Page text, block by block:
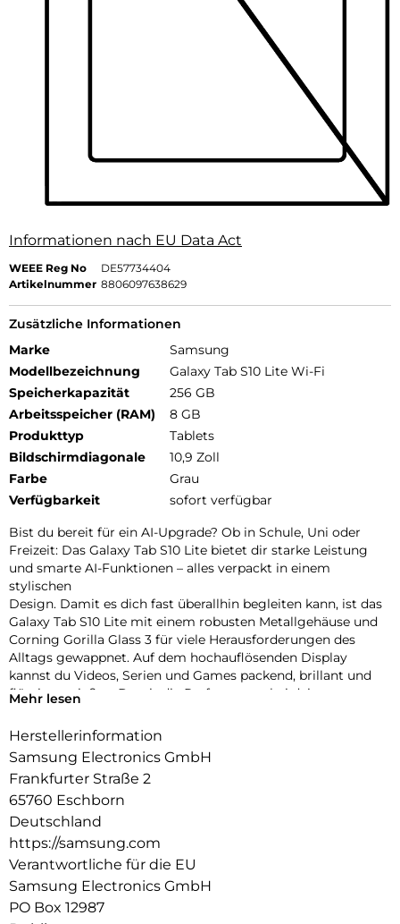
Informationen nach EU Data Act
WEEE Reg No
DE57734404
Artikelnummer 8806097638629
Zusätzliche Informationen
Marke
Samsung
Modellbezeichnung
Galaxy Tab S10 Lite Wi-Fi
Speicherkapazität
256 GB
Arbeitsspeicher (RAM)
8 GB
Produkttyp
Tablets
Bildschirmdiagonale
10,9 Zoll
Farbe
Grau
Verfügbarkeit
sofort verfügbar
Bist du bereit für ein AI-Upgrade? Ob in Schule, Uni oder
Freizeit: Das Galaxy Tab S10 Lite bietet dir starke Leistung
und smarte AI-Funktionen – alles verpackt in einem
stylischen
Design. Damit es dich fast überallhin begleiten kann, ist das
Galaxy Tab S10 Lite mit einem robusten Metallgehäuse und
Corning Gorilla Glass 3 für viele Herausforderungen des
Alltags gewappnet. Auf dem hochauflösenden Display
kannst du Videos, Serien und Games packend, brillant und
flüssig genießen. Damit die Performance bei deinen
bleibt, treibt das starke Innenleben dein Galaxy Tab S10 Lite
Projekten kann dich das Galaxy Tab S10 Lite nach vorne
bringen.
Mit der Unterstützung von Google Gemini1 und Circle to
Search2 kannst du Informationen schnell finden und effizient
organisieren, ohne ständig zwischen Apps wechseln zu
müssen.
So kannst du Aufgaben zügig erledigen, um mehr Zeit für
das zu haben, was dir wichtig ist. Zum Beispiel für deine
kreativen Ideen. Der mitgelieferte S Pen verwandelt das
Mehr lesen
Herstellerinformation
Samsung Electronics GmbH
Frankfurter Straße 2
65760 Eschborn
Deutschland
https://samsung.com
Verantwortliche für die EU
Samsung Electronics GmbH
PO Box 12987